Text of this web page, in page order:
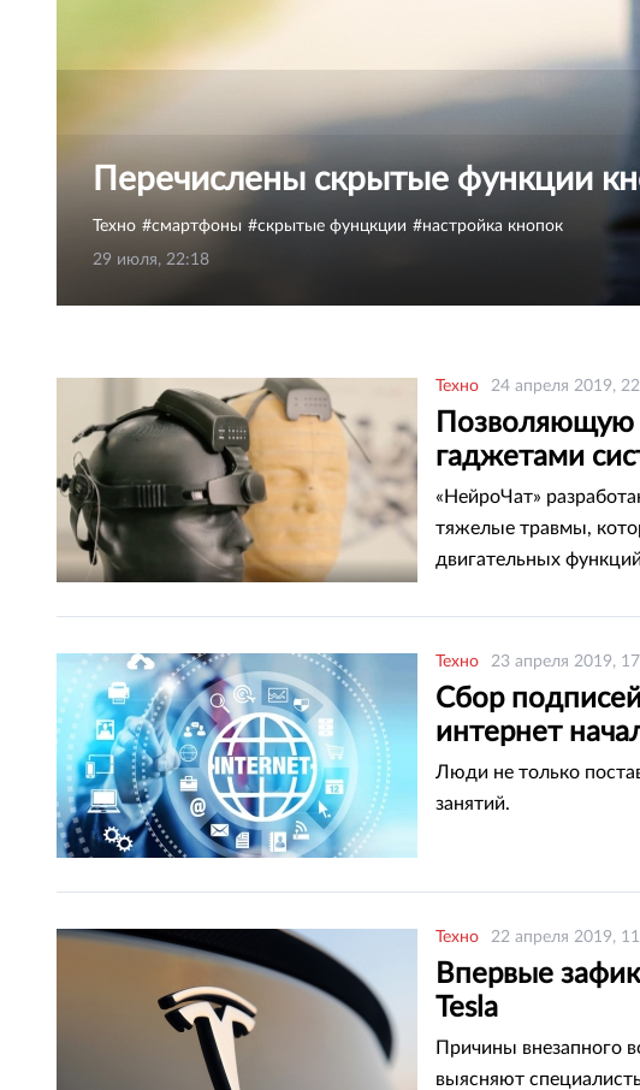
Перечислены скрытые функции
Техно смартфоны скрытые фунцкции
настройка кнопок
29 июля, 22:18
Техно 24 апреля 2019,
Позволяющую
гаджетами
«НейроЧат»
тяжелые травмы,
двигательных
Техно 23 апреля 2019,
Сбор
интернет
Люди не только
занятий.
Техно 22 апреля 2019,
Впервые
Tesla
Причины внезапного
выясняют